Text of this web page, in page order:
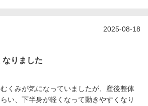
2025-08-18
りました
くみが気になっていましたが、産後整体
い、下半身が軽くなって動きやすくなり